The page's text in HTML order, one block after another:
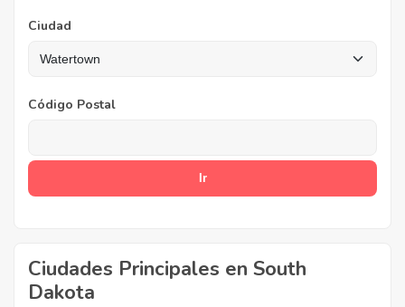
Ciudad
Código Postal
Ciudades Principales en South
Dakota